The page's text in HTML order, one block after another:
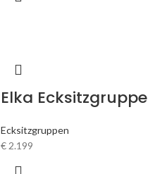
Elka Ecksitzgruppe
Ecksitzgruppen
€2.199